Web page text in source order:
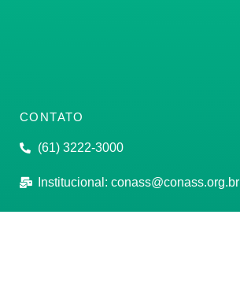
CONTATO
(61) 3222-3000
Institucional: conass@conass.org.br